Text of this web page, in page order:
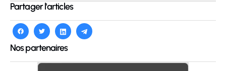
Partager l'articles
Nos partenaires